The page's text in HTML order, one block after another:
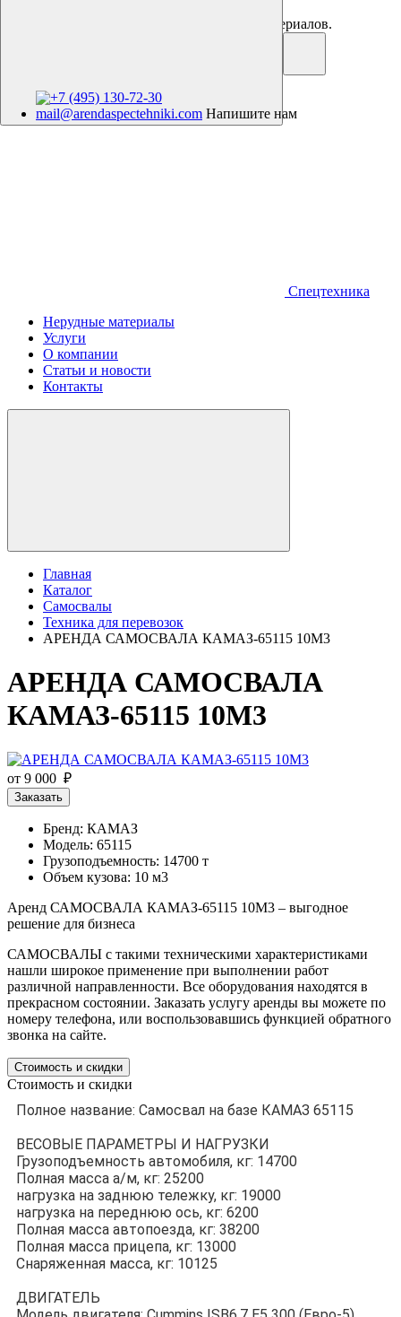
Аренда спецтехники. Продажа нерудных материалов.
+7 (495) 130-72-30
mail@arendaspectehniki.com Напишите нам
Спецтехника
Нерудные материалы
Услуги
О компании
Статьи и новости
Контакты
Главная
Каталог
Самосвалы
Техника для перевозок
АРЕНДА САМОСВАЛА КАМАЗ-65115 10М3
АРЕНДА САМОСВАЛА
КАМАЗ-65115 10М3
от 9 000 ₽
Заказать
Бренд: КАМАЗ
Модель: 65115
Грузоподъемность: 14700 т
Объем кузова: 10 м3
Аренд САМОСВАЛА КАМАЗ-65115 10М3 – выгодное
решение для бизнеса
САМОСВАЛЫ с такими техническими характеристиками
нашли широкое применение при выполнении работ
различной направленности. Все оборудования находятся в
прекрасном состоянии. Заказать услугу аренды вы можете по
номеру телефона, или воспользовавшись функцией обратного
звонка на сайте.
Стоимость и скидки
Стоимость и скидки
Полное название: Самосвал на базе КАМАЗ 65115
ВЕСОВЫЕ ПАРАМЕТРЫ И НАГРУЗКИ
Грузоподъемность автомобиля, кг: 14700
Полная масса а/м, кг: 25200
нагрузка на заднюю тележку, кг: 19000
нагрузка на переднюю ось, кг: 6200
Полная масса автопоезда, кг: 38200
Полная масса прицепа, кг: 13000
Снаряженная масса, кг: 10125
ДВИГАТЕЛЬ